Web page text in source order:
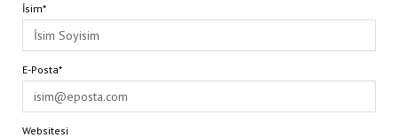
İsim*
E-Posta*
Websitesi